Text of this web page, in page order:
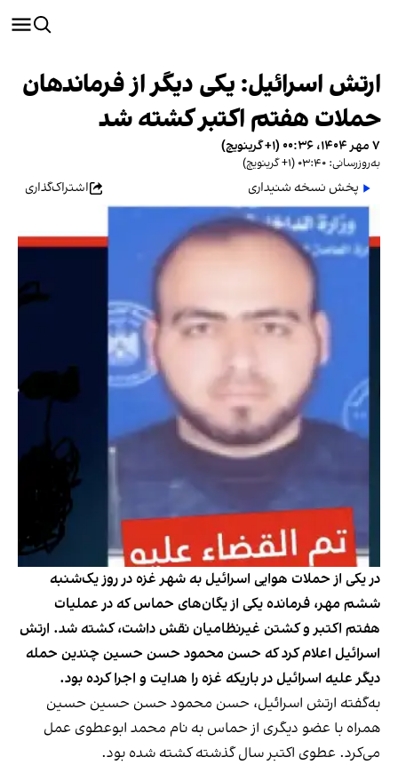
ارتش اسرائیل: یکی دیگر از فرماندهان
حملات هفتم اکتبر کشته شد
۷ مهر ۱۴۰۴، ۰۰:۳۶ (‎+۱ گرینویچ)
به‌روزرسانی: ۰۳:۴۰ (‎+۱ گرینویچ)
پخش نسخه شنیداری اشتراک‌گذاری
در یکی از حملات هوایی اسرائیل به شهر غزه در روز یک‌شنبه
ششم مهر، فرمانده یکی از یگان‌های حماس که در عملیات
هفتم اکتبر و کشتن غیرنظامیان نقش داشت، کشته شد. ارتش
اسرائیل اعلام کرد که حسن محمود حسن حسین چندین حمله
دیگر علیه اسرائیل در باریکه غزه را هدایت و اجرا کرده بود.
به‌گفته ارتش اسرائیل، حسن محمود حسن حسین حسین
همراه با عضو دیگری از حماس به نام محمد ابوعطوی عمل
می‌کرد. عطوی اکتبر سال گذشته کشته شده بود.